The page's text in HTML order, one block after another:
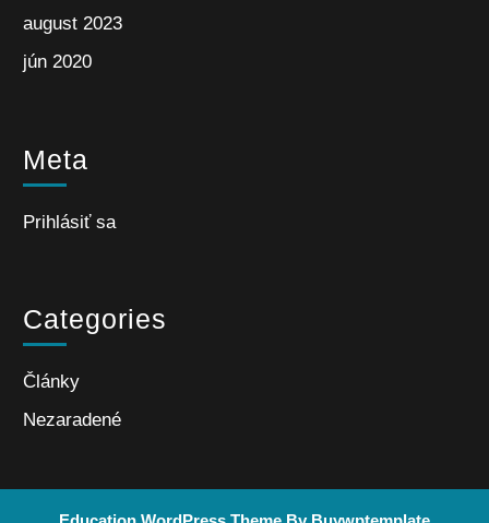
august 2023
jún 2020
Meta
Prihlásiť sa
Categories
Články
Nezaradené